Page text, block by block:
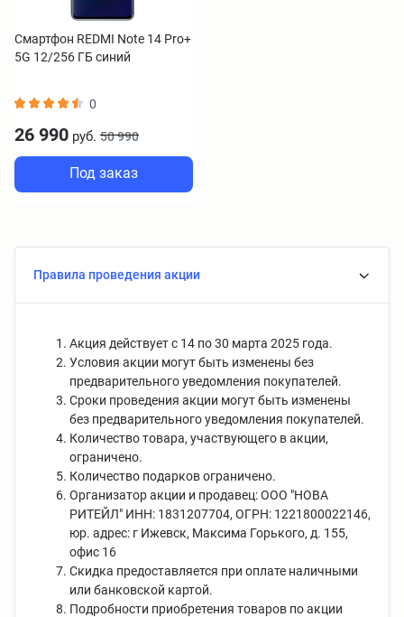
Смартфон REDMI Note 14 Pro+
5G 12/256 ГБ синий
0
26 990 руб. 50 990
Под заказ
Правила проведения акции
Акция действует с 14 по 30 марта 2025 года.
Условия акции могут быть изменены без
предварительного уведомления покупателей.
Сроки проведения акции могут быть изменены
без предварительного уведомления покупателей.
Количество товара, участвующего в акции,
ограничено.
Количество подарков ограничено.
Организатор акции и продавец: ООО "НОВА
РИТЕЙЛ" ИНН: 1831207704, ОГРН: 1221800022146,
юр. адрес: г Ижевск, Максима Горького, д. 155,
офис 16
Скидка предоставляется при оплате наличными
или банковской картой.
Подробности приобретения товаров по акции